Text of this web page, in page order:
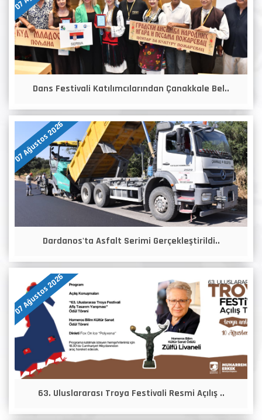
Dans Festivali Katılımcılarından Çanakkale Bel..
07 Ağustos 2026
Dardanos'ta Asfalt Serimi Gerçekleştirildi..
07 Ağustos 2026
63. Uluslararası Troya Festivali Resmi Açılış ..